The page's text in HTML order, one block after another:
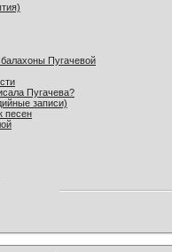
Пугачевой
Пугачева?
записи)
песен